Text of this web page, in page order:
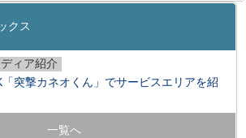
クス
ィア紹介
突撃カネオくん」でサービスエリアを紹
一覧へ